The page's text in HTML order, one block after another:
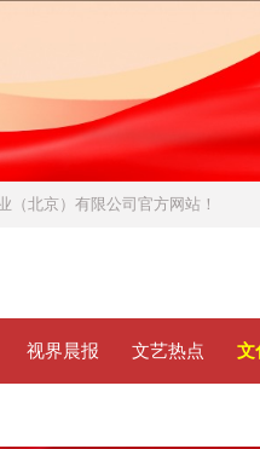
（北京）有限公司官方网站！
视界晨报 文艺热点 文